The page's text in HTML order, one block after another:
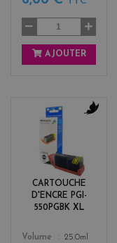
AJOUTER
CARTOUCHE
D'ENCRE PGI-
550PGBK XL
Color
c
k
Volume
25.0ml